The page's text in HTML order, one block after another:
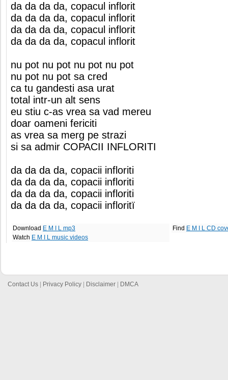
da da da da, copacul inflorit
da da da da, copacul inflorit
da da da da, copacul inflorit
da da da da, copacul inflorit
nu pot nu pot nu pot nu pot
nu pot nu pot sa cred
ca tu gandesti asa urat
total intr-un alt sens
eu stiu c-as vrea sa vad mereu
doar oameni fericiti
as vrea sa merg pe strazi
si sa admir COPACII INFLORITI
da da da da, copacii infloriti
da da da da, copacii infloriti
da da da da, copacii infloriti
da da da da, copacii infloritï
Download E M I L mp3
Watch E M I L music videos
Find E M I L CD
Contact Us Privacy Policy Disclaimer DMCA